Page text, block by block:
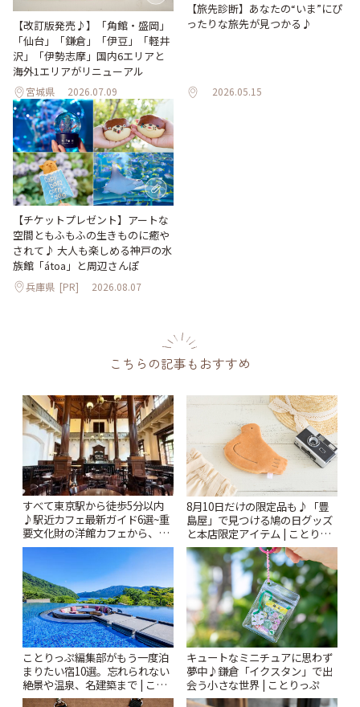
【改訂版発売♪】「角館・盛岡」
「仙台」「鎌倉」「伊豆」「軽井
沢」「伊勢志摩」国内6エリアと
海外1エリアがリニューアル
宮城県 2026.07.09
【旅先診断】あなたの“いま”にぴ
ったりな旅先が見つかる♪
2026.05.15
【チケットプレゼント】アートな
空間ともふもふの生きものに癒や
されて♪ 大人も楽しめる神戸の水
族館「átoa」と周辺さんぽ
兵庫県 [PR] 2026.08.07
こちらの記事もおすすめ
すべて東京駅から徒歩5分以内
♪駅近カフェ最新ガイド6選~重
要文化財の洋館カフェから、改
札すぐのレトロ喫茶まで~ | こと
8月10日だけの限定品も♪「豊
島屋」で見つける鳩の日グッズ
と本店限定アイテム | ことりっ
ぷ
ことりっぷ編集部がもう一度泊
まりたい宿10選。忘れられない
絶景や温泉、名建築まで | こと
りっぷ
キュートなミニチュアに思わず
夢中♪鎌倉「イクスタン」で出
会う小さな世界 | ことりっぷ